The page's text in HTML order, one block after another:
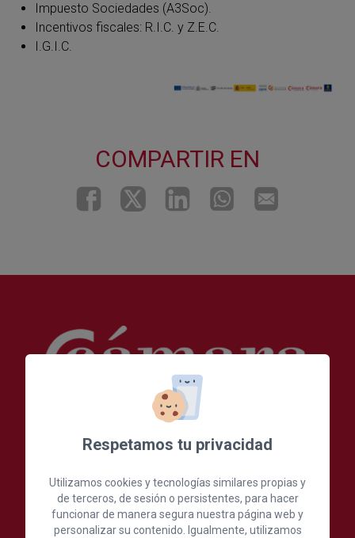
Impuesto Sociedades (A3Soc).
Incentivos fiscales: R.I.C. y Z.E.C.
I.G.I.C.
COMPARTIR EN
Cámara Oficial de Comercio, Industria,
C./ León y Castillo, 24, 1ª Planta, 35003 Las Palmas de
Gran Canaria, España
Respetamos tu privacidad
Utilizamos cookies y tecnologías similares propias y
de terceros, de sesión o persistentes, para hacer
funcionar de manera segura nuestra página web y
personalizar su contenido. Igualmente, utilizamos